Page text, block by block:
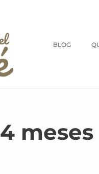
BLOG
meses